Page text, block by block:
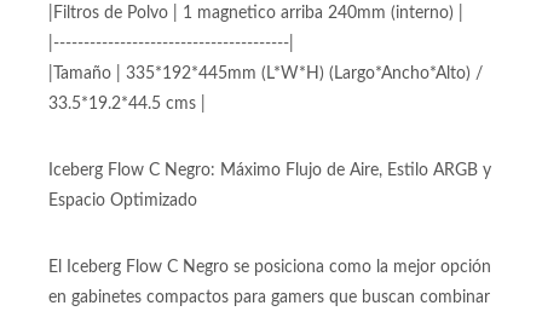
|---------------------------------------|
|Material | Lamina de Acero de 0.5mm |
|---------------------------------------|
|Filtros de Polvo | 1 magnetico arriba 240mm (interno) |
|Tamaño | 335*192*445mm (L*W*H) (Largo*Ancho*Alto) /
33.5*19.2*44.5 cms |
Iceberg Flow C Negro: Máximo Flujo de Aire, Estilo ARGB y
Espacio Optimizado